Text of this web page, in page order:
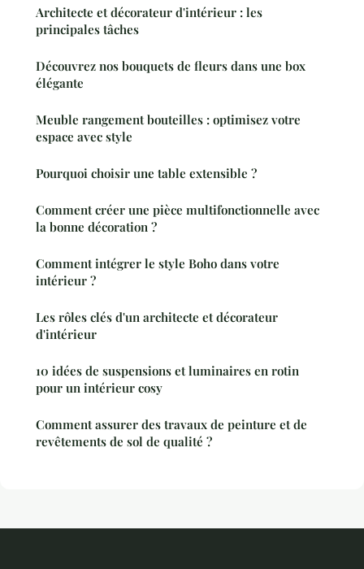
Architecte et décorateur d'intérieur : les
principales tâches
Découvrez nos bouquets de fleurs dans une box
élégante
Meuble rangement bouteilles : optimisez votre
espace avec style
Pourquoi choisir une table extensible ?
Comment créer une pièce multifonctionnelle avec
la bonne décoration ?
Comment intégrer le style Boho dans votre
intérieur ?
Les rôles clés d'un architecte et décorateur
d'intérieur
10 idées de suspensions et luminaires en rotin
pour un intérieur cosy
Comment assurer des travaux de peinture et de
revêtements de sol de qualité ?